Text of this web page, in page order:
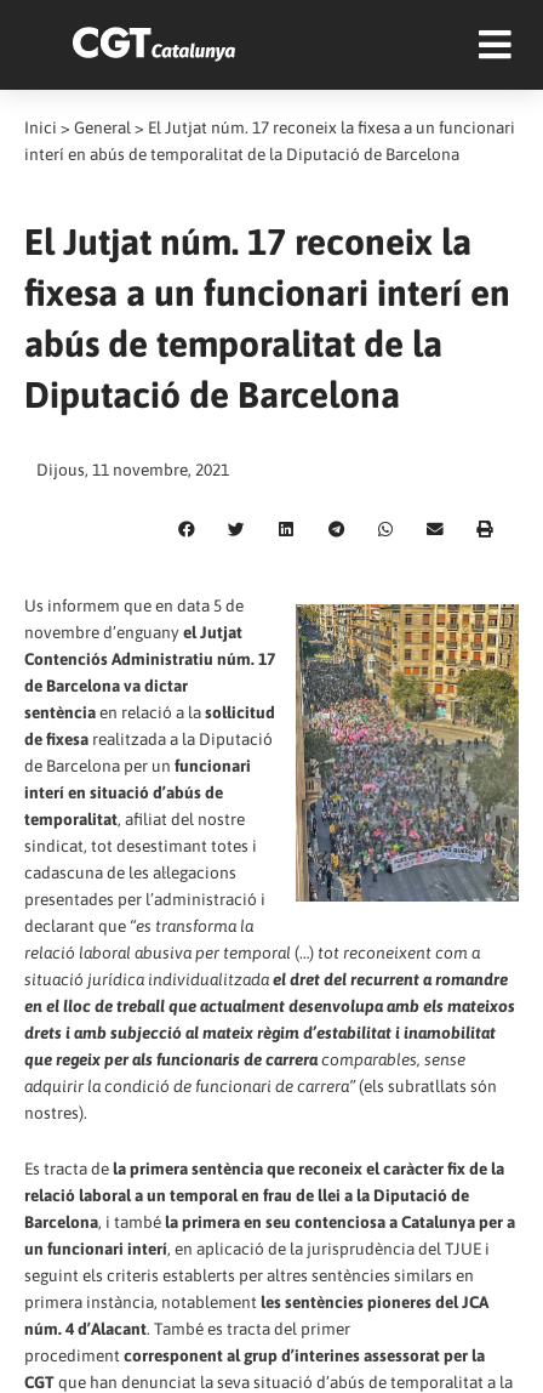
Inici > General > El Jutjat núm. 17 reconeix la fixesa a un funcionari
interí en abús de temporalitat de la Diputació de Barcelona
El Jutjat núm. 17 reconeix la
fixesa a un funcionari interí en
abús de temporalitat de la
Diputació de Barcelona
Dijous, 11 novembre, 2021
Us informem que en data 5 de
novembre d’enguanyel Jutjat
Contenciós Administratiu núm. 17
de Barcelona va dictar
sentènciaen relació a lasol·licitud
de fixesa realitzada a la Diputació
de Barcelona per un funcionari
interí en situació d’abús de
temporalitat, afiliat del nostre
sindicat, tot desestimant totes i
cadascuna de les al·legacions
presentades per l’administració i
declarant que “es transforma la
relació laboral abusiva per temporal (…) tot reconeixent com a
situació jurídica individualitzadael dret del recurrent a romandre
en el lloc de treball que actualment desenvolupa amb els mateixos
drets i amb subjecció al mateix règim d’estabilitat i inamobilitat
que regeix per als funcionaris de carreracomparables, sense
adquirir la condició de funcionari de carrera”(els subratllats són
nostres).
Es tracta dela primera sentència que reconeix el caràcter fix de la
relació laboral a un temporal en frau de llei a la Diputació de
Barcelona, i tambéla primera en seu contenciosa a Catalunya per a
un funcionari interí, en aplicació de la jurisprudència del TJUE i
seguint els criteris establerts per altres sentències similars en
primera instància, notablement les sentències pioneres del JCA
núm. 4 d’Alacant. També es tracta del primer
procediment corresponent al grup d’interines assessorat per la
CGTque han denunciat la seva situació d’abús de temporalitat a la